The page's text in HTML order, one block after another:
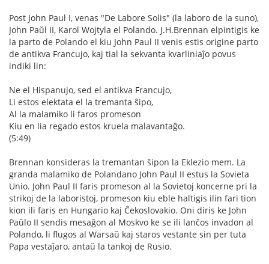
Post John Paul I, venas "De Labore Solis" (la laboro de la suno),
John Paŭl II, Karol Wojtyla el Polando. J.H.Brennan elpintigis ke
la parto de Polando el kiu John Paul II venis estis origine parto
de antikva Francujo, kaj tial la sekvanta kvarliniaĵo povus
indiki lin:
Ne el Hispanujo, sed el antikva Francujo,
Li estos elektata el la tremanta ŝipo,
Al la malamiko li faros promeson
Kiu en lia regado estos kruela malavantaĝo.
(5:49)
Brennan konsideras la tremantan ŝipon la Eklezio mem. La
granda malamiko de Polandano John Paul II estus la Sovieta
Unio. John Paul II faris promeson al la Sovietoj koncerne pri la
strikoj de la laboristoj, promeson kiu eble haltigis ilin fari tion
kion ili faris en Hungario kaj Ĉekoslovakio. Oni diris ke John
Paŭlo II sendis mesaĝon al Moskvo ke se ili lanĉos invadon al
Polando, li flugos al Warsaŭ kaj staros vestante sin per tuta
Papa vestaĵaro, antaŭ la tankoj de Rusio.